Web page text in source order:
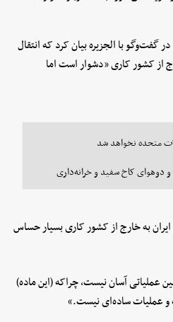
گفت‌وگو با الجزیره بیان کرد که انتقال
از کشور کاری «دشوار است اما
متحده نخواهد شد
دوهوای کاخ سفید و خرانه‌داری
ایران به خارج از کشور کاری بسیار حساس
عملیاتی آسان نیست، چراکه (این ماده)
و عملیات ساده‌ای نیست.»